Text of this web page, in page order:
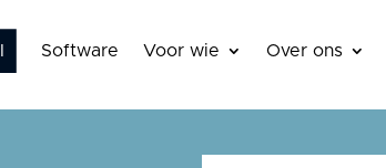
Software Voor wie Over ons